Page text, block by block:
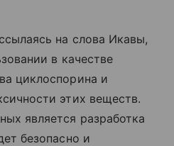
на слова Икавы,
в качестве
циклоспорина и
этих веществ.
является разработка
безопасно и